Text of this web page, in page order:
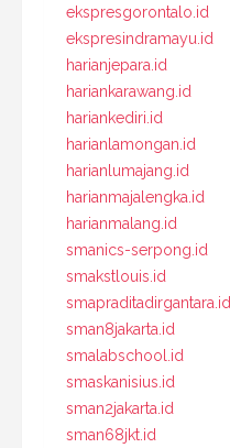
ekspresgorontalo.id
ekspresindramayu.id
harianjepara.id
hariankarawang.id
hariankediri.id
harianlamongan.id
harianlumajang.id
harianmajalengka.id
harianmalang.id
smanics-serpong.id
smakstlouis.id
smapraditadirgantara.id
sman8jakarta.id
smalabschool.id
smaskanisius.id
sman2jakarta.id
sman68jkt.id